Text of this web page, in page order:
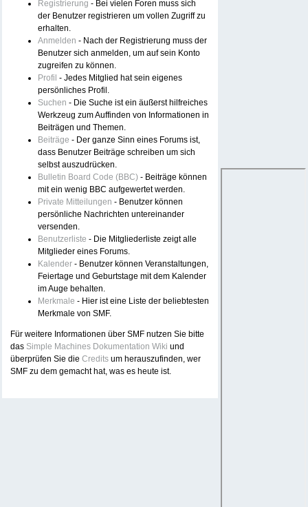
Registrierung - Bei vielen Foren muss sich
der Benutzer registrieren um vollen Zugriff zu
erhalten.
Anmelden - Nach der Registrierung muss der
Benutzer sich anmelden, um auf sein Konto
zugreifen zu können.
Profil - Jedes Mitglied hat sein eigenes
persönliches Profil.
Suchen - Die Suche ist ein äußerst hilfreiches
Werkzeug zum Auffinden von Informationen in
Beiträgen und Themen.
Beiträge - Der ganze Sinn eines Forums ist,
dass Benutzer Beiträge schreiben um sich
selbst auszudrücken.
Bulletin Board Code (BBC) - Beiträge können
mit ein wenig BBC aufgewertet werden.
Private Mitteilungen - Benutzer können
persönliche Nachrichten untereinander
versenden.
Benutzerliste - Die Mitgliederliste zeigt alle
Mitglieder eines Forums.
Kalender - Benutzer können Veranstaltungen,
Feiertage und Geburtstage mit dem Kalender
im Auge behalten.
Merkmale - Hier ist eine Liste der beliebtesten
Merkmale von SMF.
Für weitere Informationen über SMF nutzen Sie bitte
das Simple Machines Dokumentation Wiki und
überprüfen Sie dieCredits um herauszufinden, wer
SMF zu dem gemacht hat, was es heute ist.